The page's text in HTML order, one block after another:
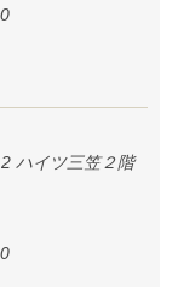
ハイツ三笠２階